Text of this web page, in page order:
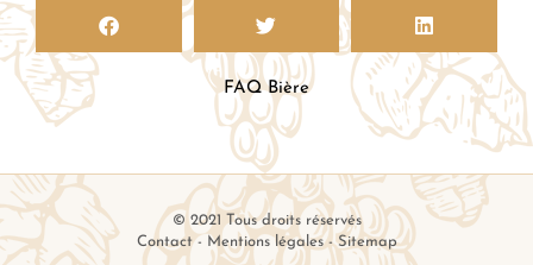
FAQ Bière
© 2021 Tous droits réservés
Contact- Mentions légales-Sitemap